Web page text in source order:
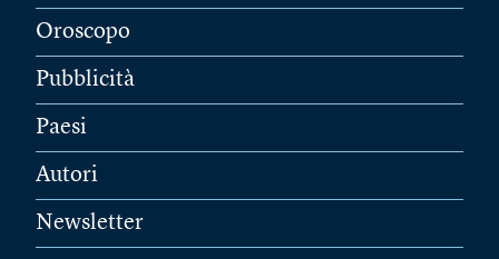
Oroscopo
Pubblicità
Paesi
Autori
Newsletter